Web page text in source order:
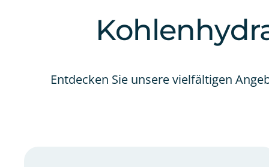
Entdecken Sie unsere vielfältigen